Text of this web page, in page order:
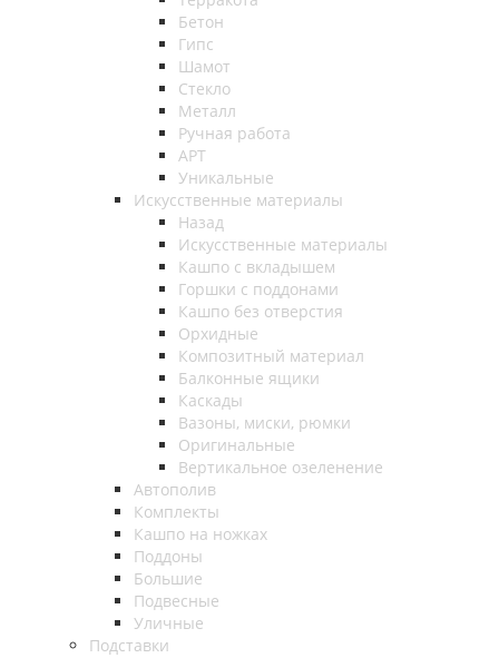
Бетон
Гипс
Шамот
Стекло
Металл
Ручная работа
АРТ
Уникальные
Искусственные материалы
Назад
Искусственные материалы
Кашпо с вкладышем
Горшки с поддонами
Кашпо без отверстия
Орхидные
Композитный материал
Балконные ящики
Каскады
Вазоны, миски, рюмки
Оригинальные
Вертикальное озеленение
Автополив
Комплекты
Кашпо на ножках
Поддоны
Большие
Подвесные
Уличные
Подставки